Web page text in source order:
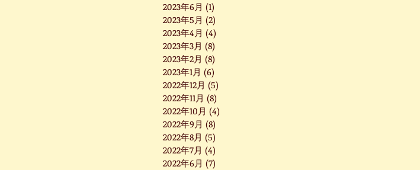
2023年6月 (1)
2023年5月 (2)
2023年4月 (4)
2023年3月 (8)
2023年2月 (8)
2023年1月 (6)
2022年12月 (5)
2022年11月 (8)
2022年10月 (4)
2022年9月 (8)
2022年8月 (5)
2022年7月 (4)
2022年6月 (7)